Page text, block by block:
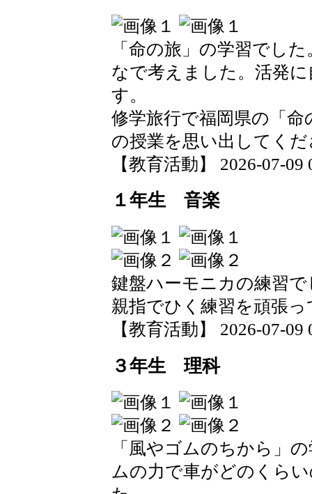
「命の旅」の学習でし
なで考えました。活発
す。
修学旅行で福岡県の「
の授業を思い出してく
【教育活動】 2026-07-09
１年生 音楽
鍵盤ハーモニカの練習
親指でひく練習を頑張
【教育活動】 2026-07-09
３年生 理科
「風やゴムのちから」
ムの力で車がどのくら